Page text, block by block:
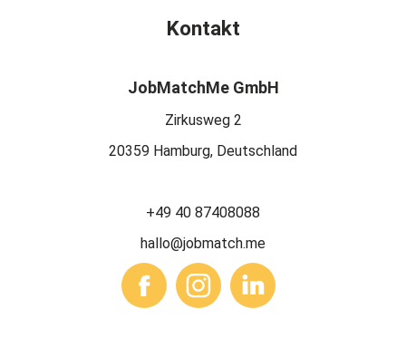
Kontakt
JobMatchMe GmbH
Zirkusweg 2
20359 Hamburg, Deutschland
+49 40 87408088
hallo@jobmatch.me